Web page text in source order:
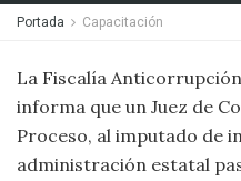
Portada Capacitación
La Fiscalía
informa que un Juez de
Proceso, al imputado de
administración estatal